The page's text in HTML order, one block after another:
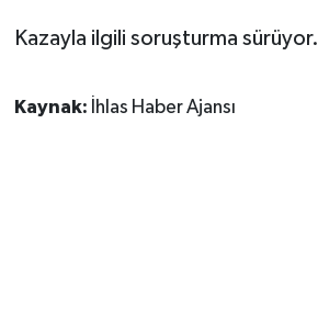
Kazayla ilgili soruşturma sürüyor.
Kaynak: İhlas Haber Ajansı